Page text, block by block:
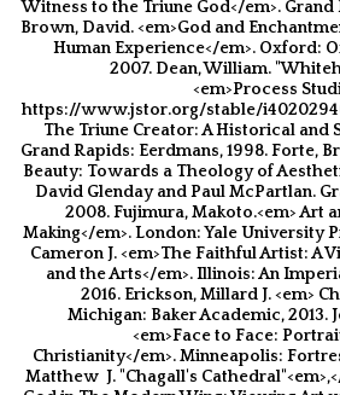
Witness to the Triune God</em>. Grand
Brown, David. <em>God and
Human Experience</em>. Oxford:
2007. Dean, William.
<em>Process
https://www.jstor.org/stable/i40202946.
The Triune Creator: A Historical and
Grand Rapids: Eerdmans, 1998. Forte,‌
Beauty: Towards a Theology of
David Glenday and Paul McPartlan.
2008. Fujimura, Makoto.<em> Art
Making</em>. London: Yale University
Cameron J. <em>The Faithful Artist: A
and the Arts</em>. Illinois: An
2016. Erickson, Millard J. <em>
Michigan: Baker Academic, 2013.
<em>Face to Face:
Christianity</em>. Minneapolis:
Matthew ‌ J. "Chagall's